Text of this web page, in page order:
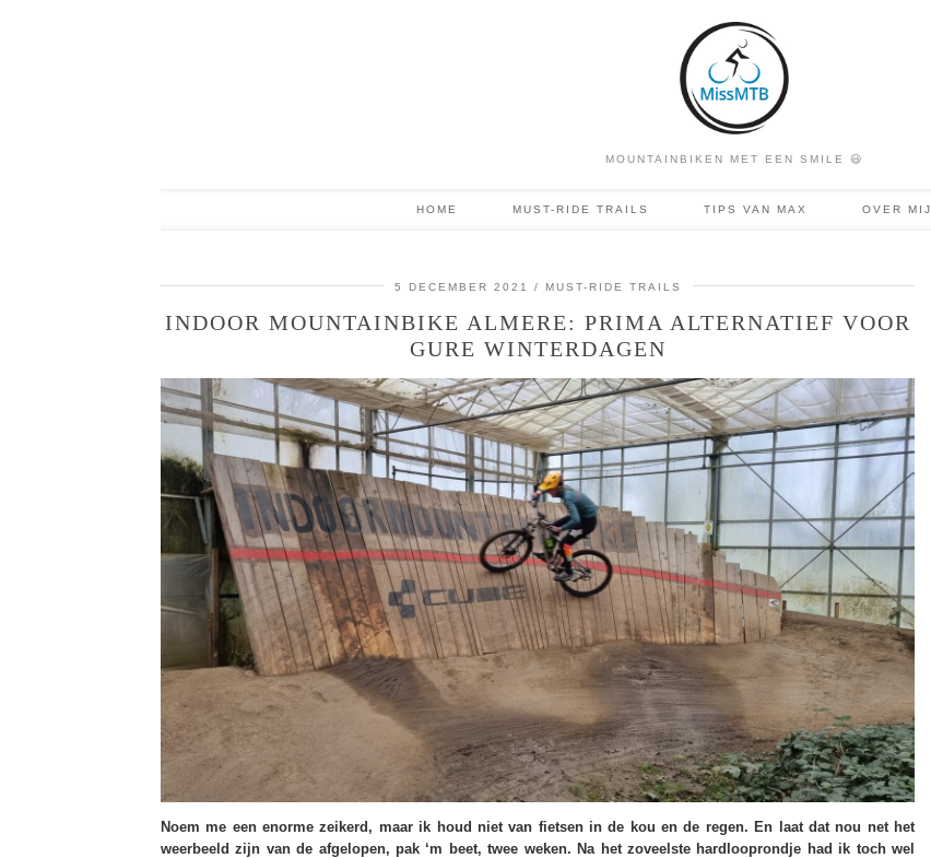
MOUNTAINBIKEN MET EEN SMILE 😃
HOME MUST-RIDE TRAILS TIPS VAN MAX OVER MIJ
5 DECEMBER 2021 MUST-RIDE TRAILS
INDOOR MOUNTAINBIKE ALMERE: PRIMA ALTERNATIEF VOOR
GURE WINTERDAGEN
Noem me een enorme zeikerd, maar ik houd niet van fietsen in de kou en de regen. En laat dat nou net het
weerbeeld zijn van de afgelopen, pak ‘m beet, twee weken. Na het zoveelste hardlooprondje had ik toch wel